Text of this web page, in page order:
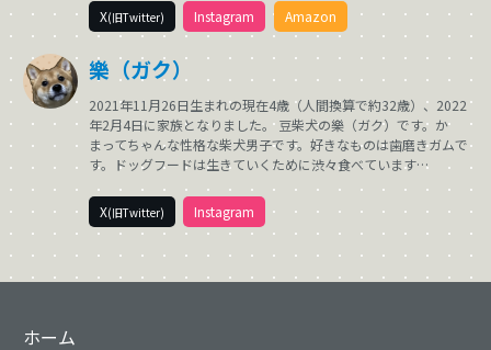
X(旧Twitter) Instagram Amazon
樂（ガク）
2021年11月26日生まれの現在4歳（人間換算で約32歳）、2022
年2月4日に家族となりました。 豆柴犬の樂（ガク）です。か
まってちゃんな性格な柴犬男子です。好きなものは歯磨きガムで
す。ドッグフードは生きていくために渋々食べています…
X(旧Twitter) Instagram
ホーム